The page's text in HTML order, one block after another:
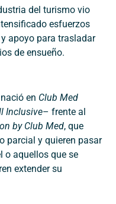
del turismo vio
esfuerzos
apoyo para trasladar
de ensueño.
en Club Med
Inclusive– frente al
by Club Med, que
parcial y quieren pasar
o aquellos que se
extender su